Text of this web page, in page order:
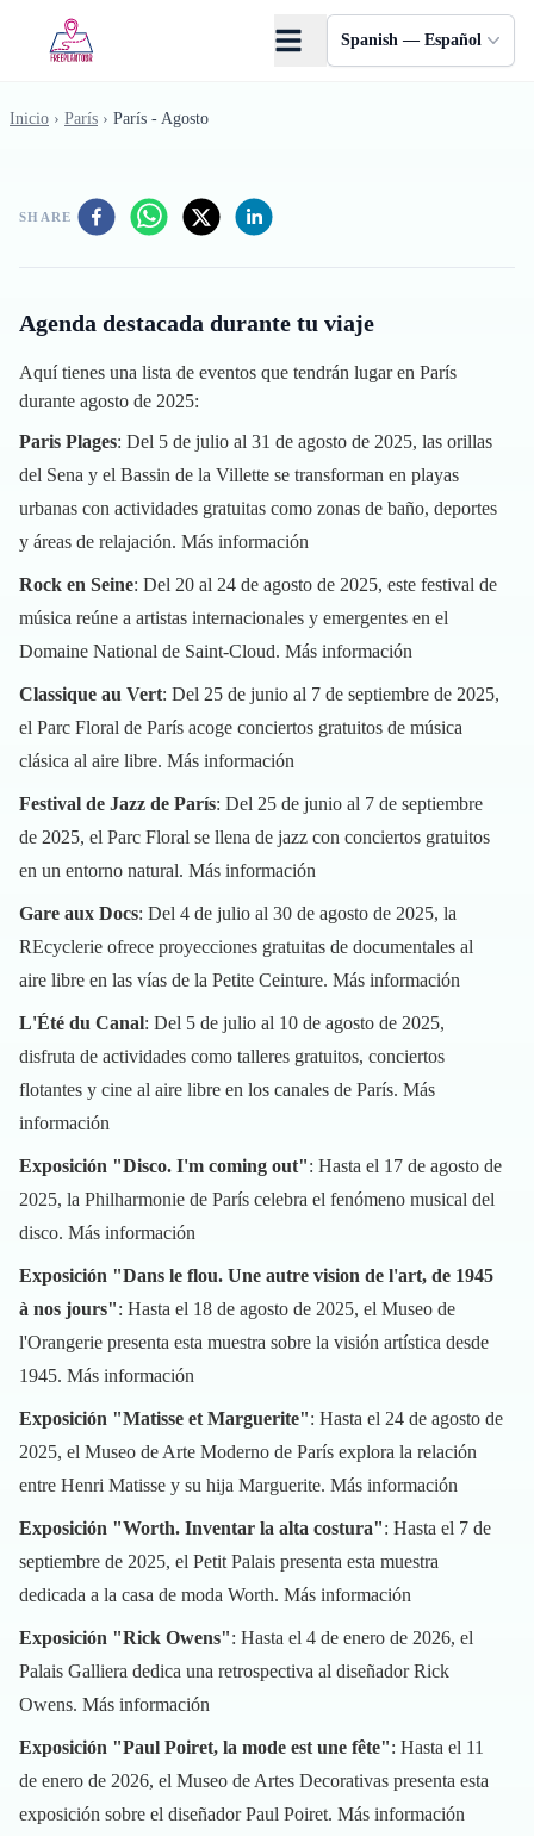
Spanish — Español
Inicio › París › París - Agosto
SHARE
Agenda destacada durante tu viaje
Aquí tienes una lista de eventos que tendrán lugar en París
durante agosto de 2025:
Paris Plages: Del 5 de julio al 31 de agosto de 2025, las orillas
del Sena y el Bassin de la Villette se transforman en playas
urbanas con actividades gratuitas como zonas de baño, deportes
y áreas de relajación. Más información
Rock en Seine: Del 20 al 24 de agosto de 2025, este festival de
música reúne a artistas internacionales y emergentes en el
Domaine National de Saint-Cloud. Más información
Classique au Vert: Del 25 de junio al 7 de septiembre de 2025,
el Parc Floral de París acoge conciertos gratuitos de música
clásica al aire libre. Más información
Festival de Jazz de París: Del 25 de junio al 7 de septiembre
de 2025, el Parc Floral se llena de jazz con conciertos gratuitos
en un entorno natural. Más información
Gare aux Docs: Del 4 de julio al 30 de agosto de 2025, la
REcyclerie ofrece proyecciones gratuitas de documentales al
aire libre en las vías de la Petite Ceinture. Más información
L'Été du Canal: Del 5 de julio al 10 de agosto de 2025,
disfruta de actividades como talleres gratuitos, conciertos
flotantes y cine al aire libre en los canales de París. Más
información
Exposición "Disco. I'm coming out": Hasta el 17 de agosto de
2025, la Philharmonie de París celebra el fenómeno musical del
disco. Más información
Exposición "Dans le flou. Une autre vision de l'art, de 1945
à nos jours": Hasta el 18 de agosto de 2025, el Museo de
l'Orangerie presenta esta muestra sobre la visión artística desde
1945. Más información
Exposición "Matisse et Marguerite": Hasta el 24 de agosto de
2025, el Museo de Arte Moderno de París explora la relación
entre Henri Matisse y su hija Marguerite. Más información
Exposición "Worth. Inventar la alta costura": Hasta el 7 de
septiembre de 2025, el Petit Palais presenta esta muestra
dedicada a la casa de moda Worth. Más información
Exposición "Rick Owens": Hasta el 4 de enero de 2026, el
Palais Galliera dedica una retrospectiva al diseñador Rick
Owens. Más información
Exposición "Paul Poiret, la mode est une fête": Hasta el 11
de enero de 2026, el Museo de Artes Decorativas presenta esta
exposición sobre el diseñador Paul Poiret. Más información